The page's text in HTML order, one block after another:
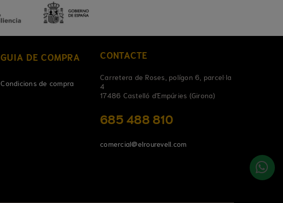
GUIA DE COMPRA
Condicions de compra
CONTACTE
Carretera de Roses, polígon 6, parcel·la
4
17486 Castelló d'Empúries (Girona)
685 488 810
comercial@elrourevell.com